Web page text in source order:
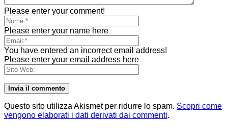
Please enter your comment!
Please enter your name here
You have entered an incorrect email address!
Please enter your email address here
Questo sito utilizza Akismet per ridurre lo spam. Scopri come
vengono elaborati i dati derivati dai commenti.